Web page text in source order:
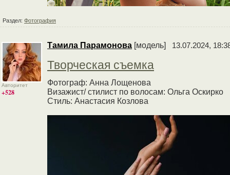
Раздел: Фотография
Авторитет
+528
Тамила Парамонова [модель] 13.07.2024,
Творческая съемка
Фотограф: Анна Лощенова
Визажист/ стилист по волосам: Ольга Оскирко
Стиль: Анастасия Козлова